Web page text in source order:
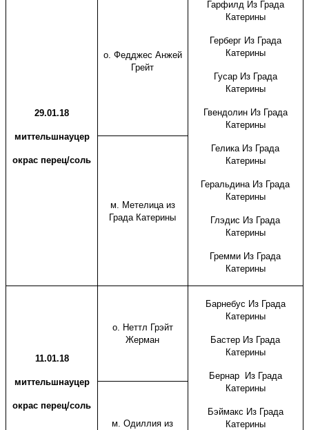
29.01.18
миттельшнауцер
окрас перец/соль
о. Федджес Анжей
Грейт
Гарфилд Из Града
Катерины
Герберг Из Града
Катерины
Гусар Из Града
Катерины
Гвендолин Из Града
Катерины
Гелика Из Града
Катерины
Геральдина Из Града
Катерины
Глэдис Из Града
Катерины
Гремми Из Града
Катерины
м. Метелица из
Града Катерины
11.01.18
миттельшнауцер
окрас перец/соль
о. Неттл Грэйт
Жерман
Барнебус Из Града
Катерины
Бастер Из Града
Катерины
Бернар Из Града
Катерины
Бэймакс Из Града
Катерины
м. Одиллия из